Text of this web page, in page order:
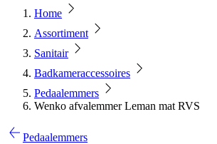
Home
Assortiment
Sanitair
Badkameraccessoires
Pedaalemmers
Wenko afvalemmer Leman mat RVS
Pedaalemmers